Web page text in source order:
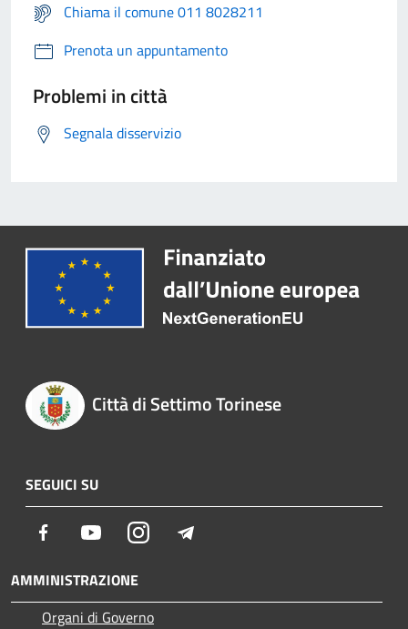
Chiama il comune 011 8028211
Prenota un appuntamento
Problemi in città
Segnala disservizio
Città di Settimo Torinese
SEGUICI SU
Facebook YoutubeInstagram
AMMINISTRAZIONE
Organi di Governo